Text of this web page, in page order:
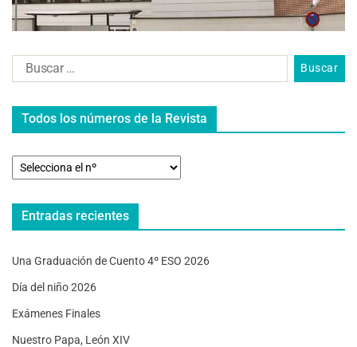
Todos los números de la Revista
Entradas recientes
Una Graduación de Cuento 4º ESO 2026
Día del niño 2026
Exámenes Finales
Nuestro Papa, León XIV